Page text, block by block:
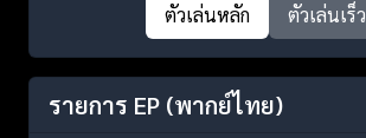
ตัวเล่นหลัก ตัวเล่นเร็ว
รายการ EP (พากย์ไทย)